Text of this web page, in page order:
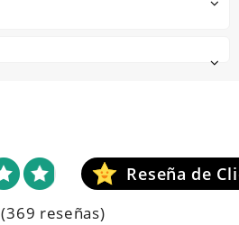
(369 reseñas)